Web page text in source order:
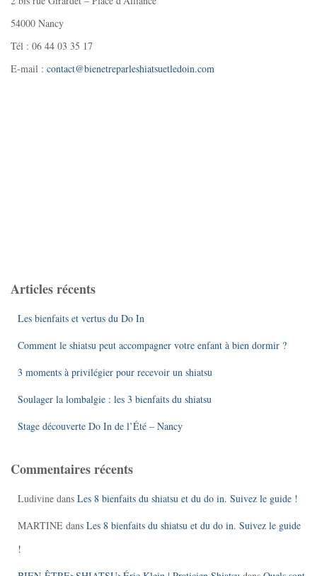
54000 Nancy
Tél : 06 44 03 35 17
E-mail : contact@bienetreparleshiatsuetledoin.com
Articles récents
Les bienfaits et vertus du Do In
Comment le shiatsu peut accompagner votre enfant à bien dormir ?
3 moments à privilégier pour recevoir un shiatsu
Soulager la lombalgie : les 3 bienfaits du shiatsu
Stage découverte Do In de l’Été – Nancy
Commentaires récents
Ludivine dans Les 8 bienfaits du shiatsu et du do in. Suivez le guide !
MARTINE dans Les 8 bienfaits du shiatsu et du do in. Suivez le guide
!